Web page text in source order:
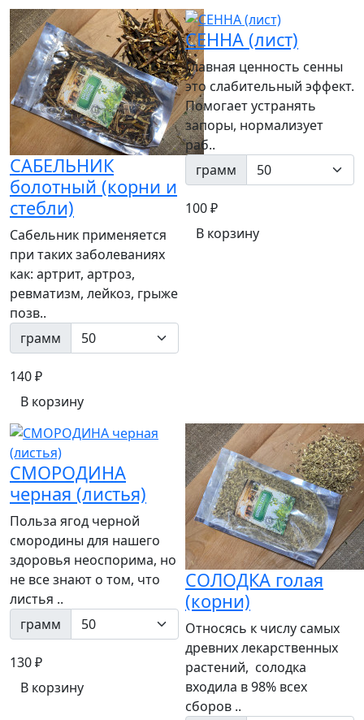
САБЕЛЬНИК
болотный (корни и
стебли)
Сабельник применяется
при таких заболеваниях
как: артрит, артроз,
ревматизм, лейкоз, грыже
позв..
грамм
140 ₽
В корзину
СЕННА (лист)
Главная ценность сенны
это слабительный эффект.
Помогает устранять
запоры, нормализует
раб..
грамм
100 ₽
В корзину
СМОРОДИНА
черная (листья)
Польза ягод черной
смородины для нашего
здоровья неоспорима, но
не все знают о том, что
листья ..
грамм
130 ₽
В корзину
СОЛОДКА голая
(корни)
Относясь к числу самых
древних лекарственных
растений, солодка
входила в 98% всех
сборов ..